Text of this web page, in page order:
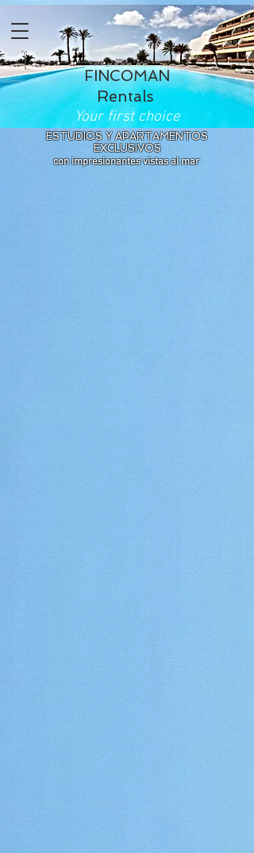
FINCOMAN
Rentals
Your first choice
ESTUDIOS Y APARTAMENTOS
EXCLUSIVOS
con impresionantes vistas al mar